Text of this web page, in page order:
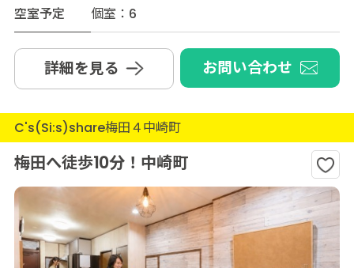
空室予定
個室：6
詳細を見る お問い合わせ
C's(Si:s)share梅田４中崎町
梅田へ徒歩10分！中崎町